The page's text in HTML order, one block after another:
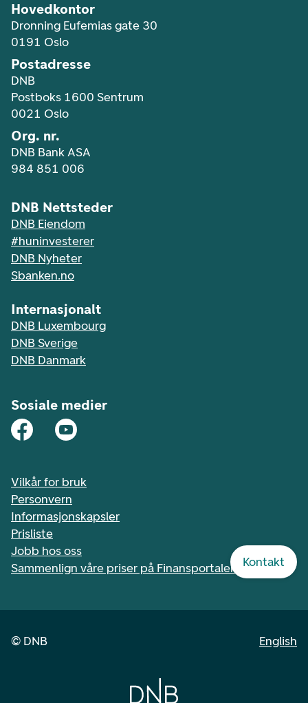
Kontakt
Hovedkontor
Dronning Eufemias gate 30
0191 Oslo
Postadresse
DNB
Postboks 1600 Sentrum
0021 Oslo
Org. nr.
DNB Bank ASA
984 851 006
DNB Nettsteder
DNB Eiendom
#huninvesterer
DNB Nyheter
Sbanken.no
Internasjonalt
DNB Luxembourg
DNB Sverige
DNB Danmark
Sosiale medier
Vilkår for bruk
Personvern
Informasjonskapsler
Prisliste
Jobb hos oss
Sammenlign våre priser på Finansportalen.no
© DNB English